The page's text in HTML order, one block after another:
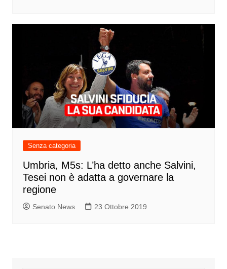
Senza categoria
Umbria, M5s: L’ha detto anche Salvini,
Tesei non è adatta a governare la
regione
Senato News 23 Ottobre 2019